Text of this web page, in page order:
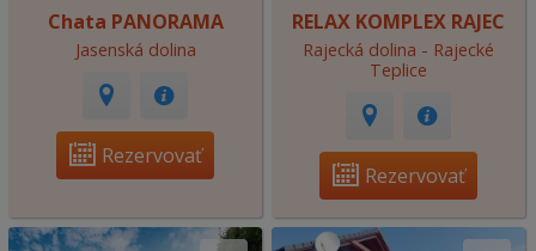
Chata PANORAMA
Jasenská dolina
Rezervovať
RELAX KOMPLEX RAJEC
Rajecká dolina - Rajecké
Teplice
Rezervovať